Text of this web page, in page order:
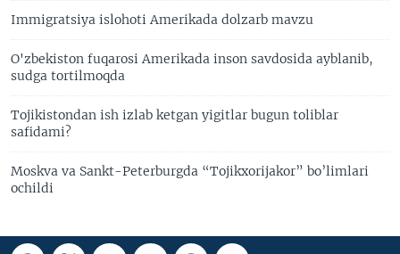
Immigratsiya islohoti Amerikada dolzarb mavzu
O'zbekiston fuqarosi Amerikada inson savdosida ayblanib,
sudga tortilmoqda
Tojikistondan ish izlab ketgan yigitlar bugun toliblar
safidami?
Moskva va Sankt-Peterburgda “Tojikxorijakor” bo’limlari
ochildi